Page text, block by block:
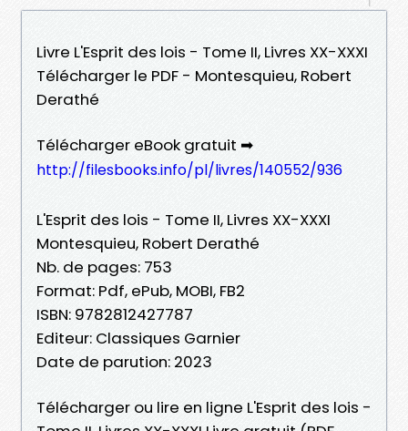
Livre L'Esprit des lois - Tome II, Livres XX-XXXI
Télécharger le PDF - Montesquieu, Robert
Derathé
Télécharger eBook gratuit ➡
http://filesbooks.info/pl/livres/140552/936
L'Esprit des lois - Tome II, Livres XX-XXXI
Montesquieu, Robert Derathé
Nb. de pages: 753
Format: Pdf, ePub, MOBI, FB2
ISBN: 9782812427787
Editeur: Classiques Garnier
Date de parution: 2023
Télécharger ou lire en ligne L'Esprit des lois -